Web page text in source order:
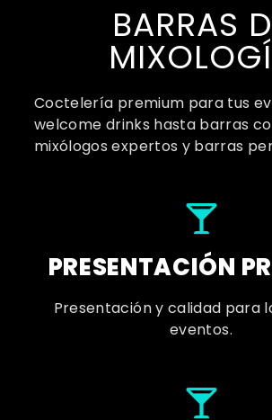
BARRAS
Coctelería premium para tus
welcome drinks hasta barras
mixólogos expertos y barras
PRESENTACIÓN
Presentación y calidad para
eventos.